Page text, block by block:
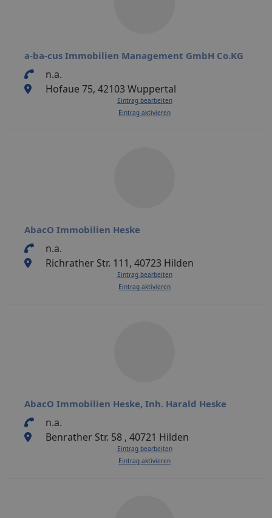
a-ba-cus Immobilien Management GmbH Co.KG
n.a.
Hofaue 75, 42103 Wuppertal
Eintrag bearbeiten
Eintrag aktivieren
AbacO Immobilien Heske
n.a.
Richrather Str. 111, 40723 Hilden
Eintrag bearbeiten
Eintrag aktivieren
AbacO Immobilien Heske, Inh. Harald Heske
n.a.
Benrather Str. 58 , 40721 Hilden
Eintrag bearbeiten
Eintrag aktivieren